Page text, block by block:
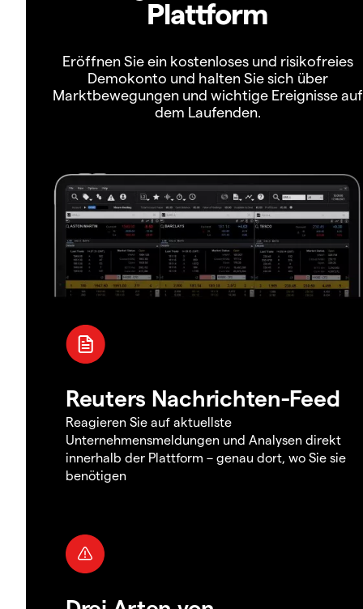
Plattform
Eröffnen Sie ein kostenloses und risikofreies
Demokonto und halten Sie sich über
Marktbewegungen und wichtige Ereignisse auf
dem Laufenden.
Reuters Nachrichten-Feed
Reagieren Sie auf aktuellste
Unternehmensmeldungen und Analysen direkt
innerhalb der Plattform – genau dort, wo Sie sie
benötigen